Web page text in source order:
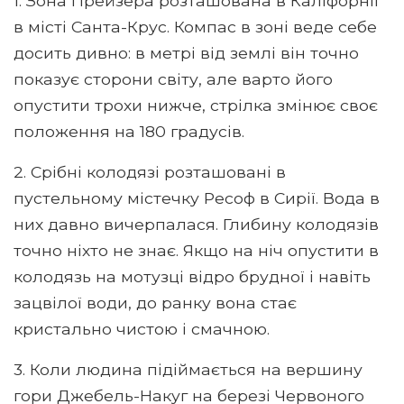
в місті Санта-Крус. Компас в зоні веде себе
досить дивно: в метрі від землі він точно
показує сторони світу, але варто його
опустити трохи нижче, стрілка змінює своє
положення на 180 градусів.
2. Срібні колодязі розташовані в
пустельному містечку Ресоф в Сирії. Вода в
них давно вичерпалася. Глибину колодязів
точно ніхто не знає. Якщо на ніч опустити в
колодязь на мотузці відро брудної і навіть
зацвілої води, до ранку вона стає
кристально чистою і смачною.
3. Коли людина підіймається на вершину
гори Джебель-Накуг на березі Червоного